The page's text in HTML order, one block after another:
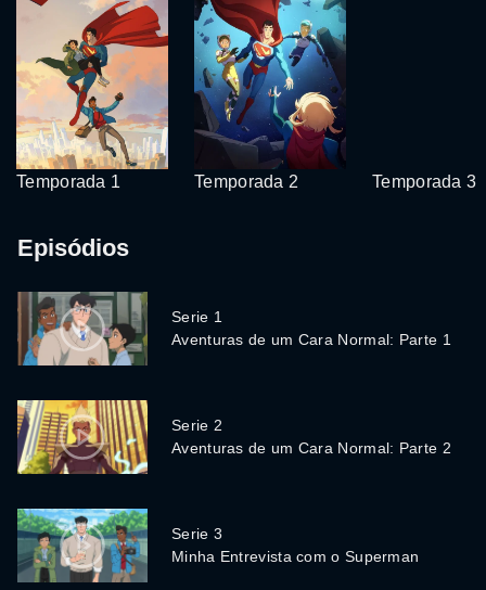
Temporada 1 Temporada 2 Temporada 3
Episódios
Serie 1
Aventuras de um Cara Normal: Parte 1
Serie 2
Aventuras de um Cara Normal: Parte 2
Serie 3
Minha Entrevista com o Superman